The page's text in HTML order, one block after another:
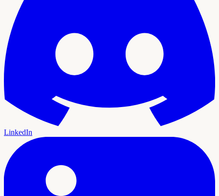
LinkedIn